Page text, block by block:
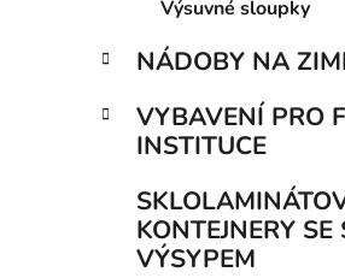
Výsuvné sloupky
NÁDOBY NA
VYBAVENÍ PRO
INSTITUCE
KONTEJNERY
VÝSYPEM